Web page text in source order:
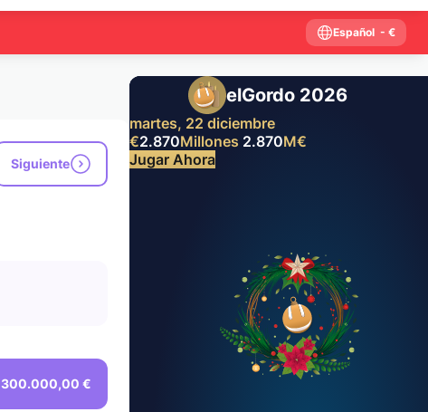
Español - €
Siguiente
300.000,00 €
elGordo 2026
martes, 22 diciembre
€2.870Millones 2.870M€
Jugar Ahora
2023 2022
2018 2017 2016 2015
2012 2011 2010 2009
2006 2005 2004 2003